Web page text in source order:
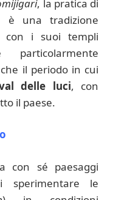
, la pratica di
è una tradizione
con i suoi templi
il periodo in cui
delle luci, con
il paese.
con sé paesaggi
sperimentare le